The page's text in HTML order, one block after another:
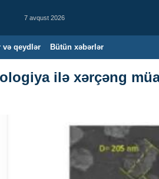
7 avqust 2026
və qeydlər Bütün xəbərlər
ilə xərçəng